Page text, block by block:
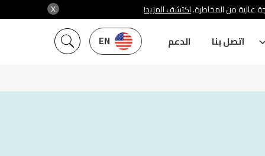
X عالية من المخاطرة.اكتشف المزيد!
EN اتصل بنا الدعم